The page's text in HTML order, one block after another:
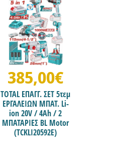
385,00€
TOTAL ΕΠΑΓΓ. ΣΕΤ 5τεμ
ΕΡΓΑΛΕΙΩΝ ΜΠΑΤ. Li-
ion 20V / 4Ah / 2
ΜΠΑΤΑΡΙΕΣ BL Motor
(TCKLI20592E)